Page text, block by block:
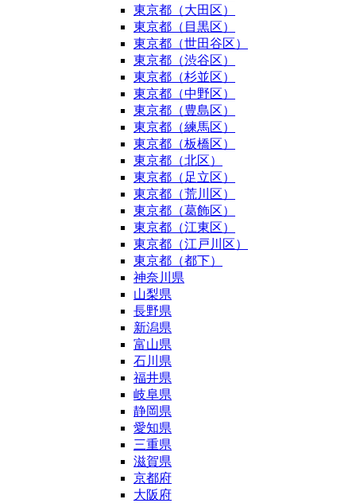
東京都（大田区）
東京都（目黒区）
東京都（世田谷区）
東京都（渋谷区）
東京都（杉並区）
東京都（中野区）
東京都（豊島区）
東京都（練馬区）
東京都（板橋区）
東京都（北区）
東京都（足立区）
東京都（荒川区）
東京都（葛飾区）
東京都（江東区）
東京都（江戸川区）
東京都（都下）
神奈川県
山梨県
長野県
新潟県
富山県
石川県
福井県
岐阜県
静岡県
愛知県
三重県
滋賀県
京都府
大阪府